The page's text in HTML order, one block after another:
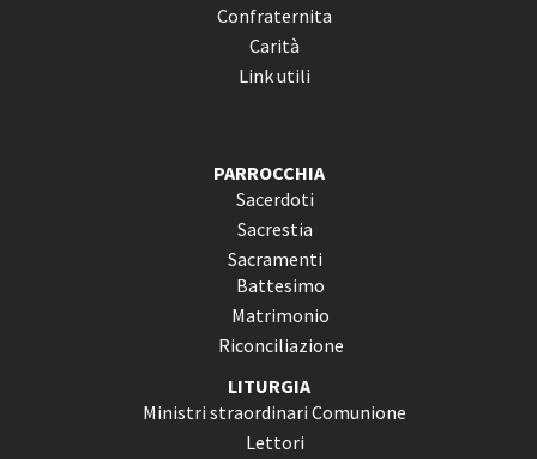
Confraternita
Carità
Link utili
PARROCCHIA
Sacerdoti
Sacrestia
Sacramenti
Battesimo
Matrimonio
Riconciliazione
LITURGIA
Ministri straordinari Comunione
Lettori